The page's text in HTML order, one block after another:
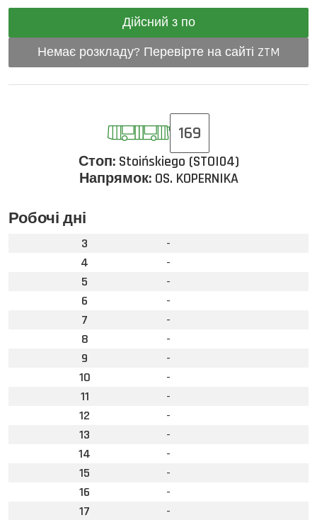
Дійсний з по
Немає розкладу? Перевірте на сайті ZTM
169
Стоп:Stoińskiego (STOI04)
Напрямок:OS. KOPERNIKA
Робочі дні
3
-
4
-
5
-
6
-
7
-
8
-
9
-
10
-
11
-
12
-
13
-
14
-
15
-
16
-
17
-